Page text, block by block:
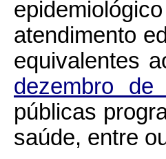
atendimento
equivalentes
dezembro de
públicas
saúde, entre